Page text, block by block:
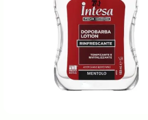
بزرگنمایی تصویر